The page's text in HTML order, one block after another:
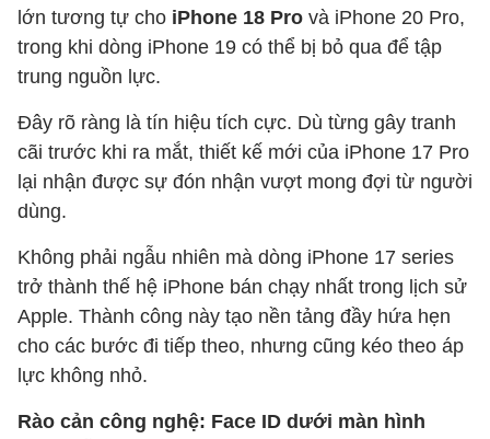
lớn tương tự cho iPhone 18 Pro và iPhone 20 Pro,
trong khi dòng iPhone 19 có thể bị bỏ qua để tập
trung nguồn lực.
Đây rõ ràng là tín hiệu tích cực. Dù từng gây tranh
cãi trước khi ra mắt, thiết kế mới của iPhone 17 Pro
lại nhận được sự đón nhận vượt mong đợi từ người
dùng.
Không phải ngẫu nhiên mà dòng iPhone 17 series
trở thành thế hệ iPhone bán chạy nhất trong lịch sử
Apple. Thành công này tạo nền tảng đầy hứa hẹn
cho các bước đi tiếp theo, nhưng cũng kéo theo áp
lực không nhỏ.
Rào cản công nghệ: Face ID dưới màn hình